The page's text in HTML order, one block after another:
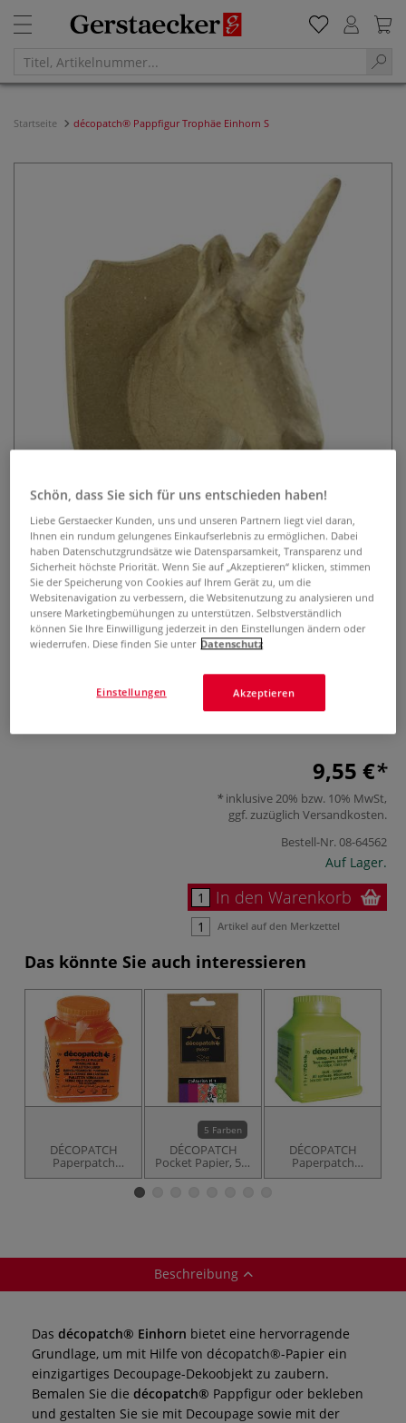
Startseite décopatch® Pappfigur Trophäe Einhorn S
décopatch® Pappfigur Trophäe
Einhorn S
0 Bewertungen
geeignet um mit décopatch®-Papieren farbenfroh und
individuell gestaltet zu werden. Ideal für die Gestaltung von
9,55 €
inklusive 20% bzw. 10% MwSt,
ggf. zuzüglich Versandkosten.
Bestell-Nr.08-64562
Auf Lager.
In den Warenkorb
Artikel auf den Merkzettel
Das könnte Sie auch interessieren
DÉCOPATCH
Paperpatch
Paillettenkleber
5 Farben
DÉCOPATCH
Pocket Papier, 5er
Sortiment
DÉCOPATCH
Paperpatch
Kleber und Lack
Beschreibung
Das décopatch® Einhorn bietet eine hervorragende
Grundlage, um mit Hilfe von décopatch®-Papier ein
einzigartiges Decoupage-Dekoobjekt zu zaubern.
Bemalen Sie die décopatch® Pappfigur oder bekleben
und gestalten Sie sie mit Decoupage sowie mit der
Schön, dass Sie sich für uns entschieden haben!
Liebe Gerstaecker Kunden, uns und unseren Partnern liegt viel daran,
Ihnen ein rundum gelungenes Einkaufserlebnis zu ermöglichen. Dabei
haben Datenschutzgrundsätze wie Datensparsamkeit, Transparenz und
Sicherheit höchste Priorität. Wenn Sie auf „Akzeptieren“ klicken, stimmen
Sie der Speicherung von Cookies auf Ihrem Gerät zu, um die
Websitenavigation zu verbessern, die Websitenutzung zu analysieren und
unsere Marketingbemühungen zu unterstützen. Selbstverständlich
können Sie Ihre Einwilligung jederzeit in den Einstellungen ändern oder
wiederrufen. Diese finden Sie unter Datenschutz
Akzeptieren
Einstellungen